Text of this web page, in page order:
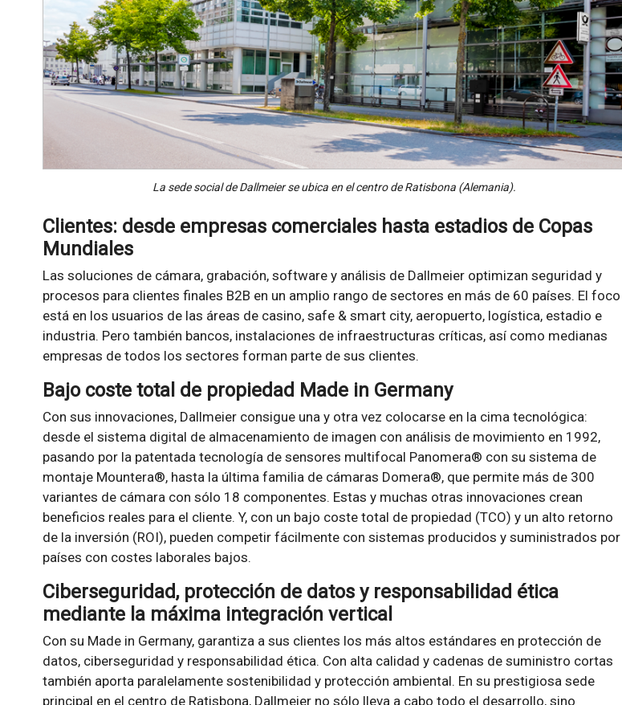
La sede social de Dallmeier se ubica en el centro de Ratisbona (Alemania).
Clientes: desde empresas comerciales hasta estadios de Copas
Mundiales
Las soluciones de cámara, grabación, software y análisis de Dallmeier optimizan seguridad y
procesos para clientes finales B2B en un amplio rango de sectores en más de 60 países. El foco
está en los usuarios de las áreas de casino, safe & smart city, aeropuerto, logística, estadio e
industria. Pero también bancos, instalaciones de infraestructuras críticas, así como medianas
empresas de todos los sectores forman parte de sus clientes.
Bajo coste total de propiedad Made in Germany
Con sus innovaciones, Dallmeier consigue una y otra vez colocarse en la cima tecnológica:
desde el sistema digital de almacenamiento de imagen con análisis de movimiento en 1992,
pasando por la patentada tecnología de sensores multifocal Panomera® con su sistema de
montaje Mountera®, hasta la última familia de cámaras Domera®, que permite más de 300
variantes de cámara con sólo 18 componentes. Estas y muchas otras innovaciones crean
beneficios reales para el cliente. Y, con un bajo coste total de propiedad (TCO) y un alto retorno
de la inversión (ROI), pueden competir fácilmente con sistemas producidos y suministrados por
países con costes laborales bajos.
Ciberseguridad, protección de datos y responsabilidad ética
mediante la máxima integración vertical
Con su Made in Germany, garantiza a sus clientes los más altos estándares en protección de
datos, ciberseguridad y responsabilidad ética. Con alta calidad y cadenas de suministro cortas
también aporta paralelamente sostenibilidad y protección ambiental. En su prestigiosa sede
principal en el centro de Ratisbona, Dallmeier no sólo lleva a cabo todo el desarrollo, sino